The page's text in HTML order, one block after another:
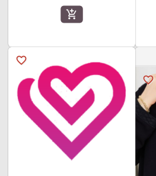
add_shopping_cart
favorite_border
favorite_border